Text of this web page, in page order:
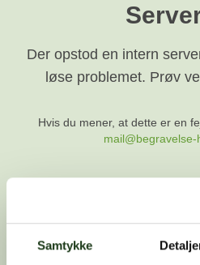
Samtykke
Der opstod en intern
løse problemet. Prøv
Hvis du mener, at dette er en
Gå